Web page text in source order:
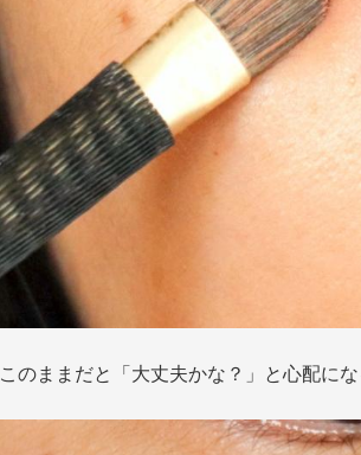
このままだと「大丈夫かな？」と心配に